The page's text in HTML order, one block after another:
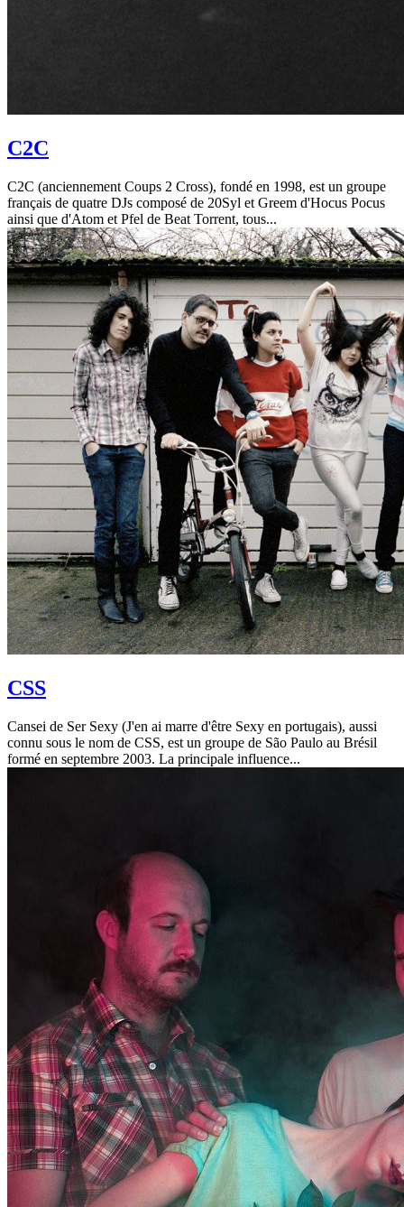
C2C
C2C (anciennement Coups 2 Cross), fondé en 1998, est un groupe
français de quatre DJs composé de 20Syl et Greem d'Hocus Pocus
ainsi que d'Atom et Pfel de Beat Torrent, tous...
CSS
Cansei de Ser Sexy (J'en ai marre d'être Sexy en portugais), aussi
connu sous le nom de CSS, est un groupe de São Paulo au Brésil
formé en septembre 2003. La principale influence...